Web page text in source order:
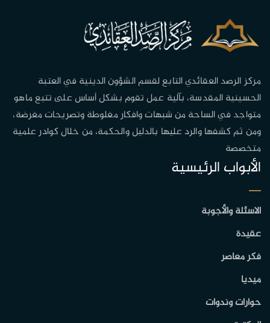
مركز الرصد العقائدي التابع لقسم الشؤون الدينية في العتبة
الحسينية المقدسة، بآلية عمل تقوم بشكل أساس على تتبع ماهو
متواجد في الساحة من شبهات وافكار مغلوطة وتصريحات مغرضة،
ومن ثم كشفها والرد عليها بالدليل والحكمة، من خلال كوادر علمية
متخصصة
الأبواب الرئيسية
الاسئلة والأجوبة
عقيدة
فكر معاصر
ميديا
حوارات وندوات